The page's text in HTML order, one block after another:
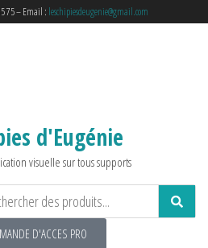
75 – Email : leschipiesdeugenie@gmail.com
d'Eugénie
visuelle sur tous supports
D'ACCES PRO